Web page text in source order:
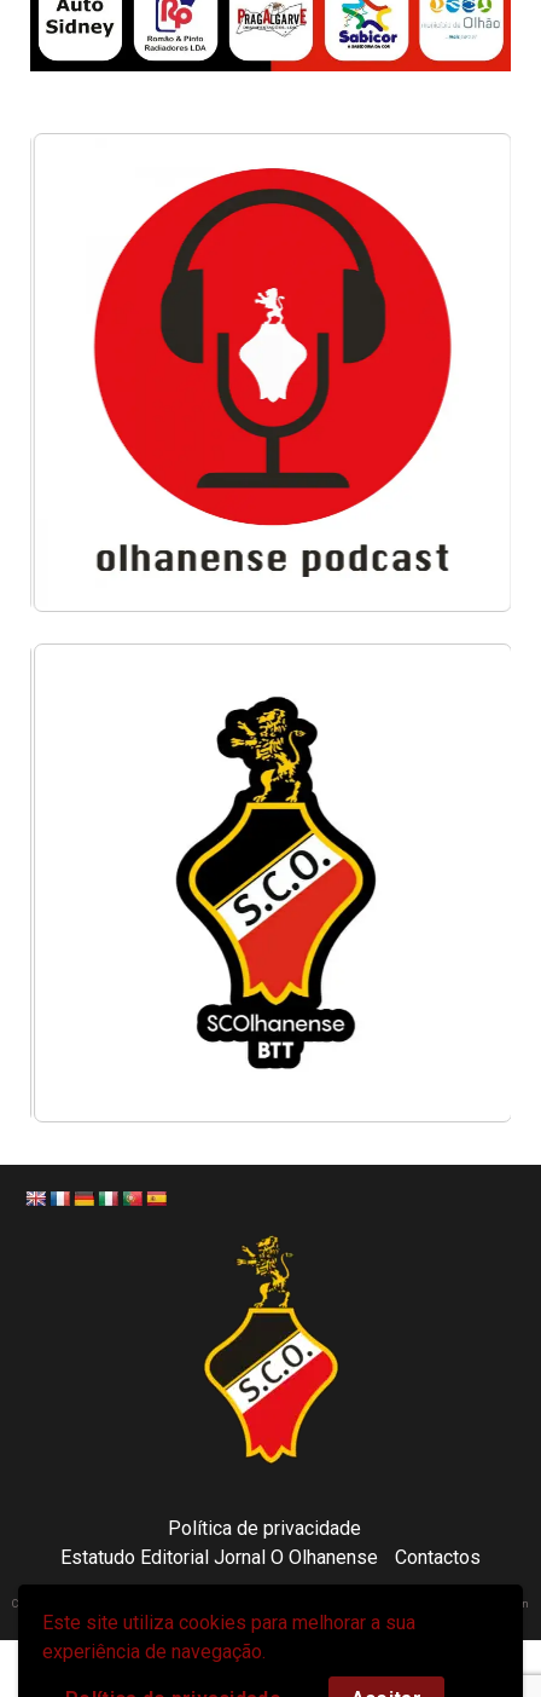
Este site utiliza cookies para melhorar a sua
experiência de navegação.
Política de privacidade
Estatudo Editorial Jornal O Olhanense
Contactos
Copyright 2021 © Sporting Clube Olhanense - All rights reserved | Adapted by Tecni24.com | Hosted on
ToonsDomain.com |Newspherepor AF themes.